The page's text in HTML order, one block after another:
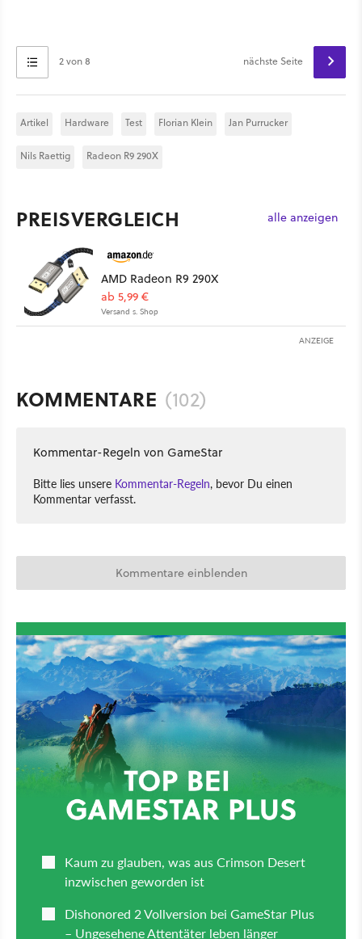
2 von 8 nächste Seite
Artikel Hardware Test Florian Klein Jan Purrucker
Nils Raettig Radeon R9 290X
PREISVERGLEICH alle anzeigen
AMD Radeon R9 290X
ab 5,99 €
Versand s. Shop
ANZEIGE
KOMMENTARE (102)
Kommentar-Regeln von GameStar
Bitte lies unsere Kommentar-Regeln, bevor Du einen
Kommentar verfasst.
Kommentare einblenden